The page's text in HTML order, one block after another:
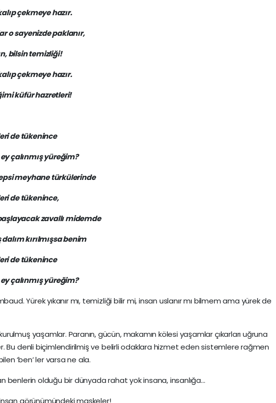
çekmeye hazır.
o sayenizde paklanır,
bilsin temizliği!
çekmeye hazır.
küfür hazretleri!
de tükenince
çalınmış yüreğim?
meyhane türkülerinde
de tükenince,
zavallı midemde
kırılmışsa benim
de tükenince
çalınmış yüreğim?
Yürek yıkanır mı, temizliği bilir mi, insan uslanır mı bilmem ama yürek de
yaşamlar. Paranın, gücün, makamın kölesi yaşamlar çıkarları uğruna
Bu denli biçimlendirilmiş ve belirli odaklara hizmet eden sistemlere rağmen
‘ben’ ler varsa ne ala.
benlerin olduğu bir dünyada rahat yok insana, insanlığa…
insan görünümündeki maskeler!